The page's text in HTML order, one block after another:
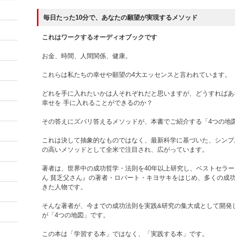
毎日たった10分で、あなたの願望が実現するメソッド
これはワークするオーディオブックです
お金、時間、人間関係、健康。
これらは私たちの幸せや願望の4大エッセンスと言われています。
どれを手に入れたいかは人それぞれだと思いますが、どうすれば
幸せを 手に入れることができるのか？
その答えにズバリ答えるメソッドが、本書でご紹介する「4つの地
これは決して抽象的なものではなく、最新科学に基づいた、シン
の高いメソッドとして全米で注目され、広がっています。
著者は、世界中の成功哲学・法則を40年以上研究し、ベストセラ
ん 貧乏父さん』の著者・ロバート・キヨサキをはじめ、多くの成
きた人物です。
そんな著者が、今までの成功法則を実践&研究の集大成として開発
が「4つの地図」です。
この本は「学習する本」ではなく、「実践する本」です。